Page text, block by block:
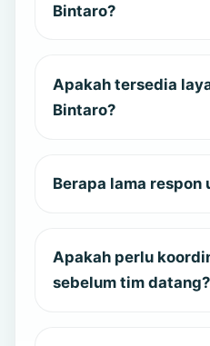
Bintaro?
Apakah tersedia
Bintaro?
Berapa lama respon
Apakah perlu
sebelum tim datang?